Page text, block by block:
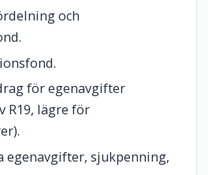
och
för egenavgifter
R19, lägre för
egenavgifter, sjukpenning,